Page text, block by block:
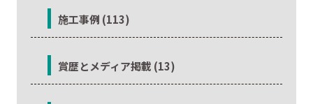
施工事例 (113)
賞歴とメディア掲載 (13)